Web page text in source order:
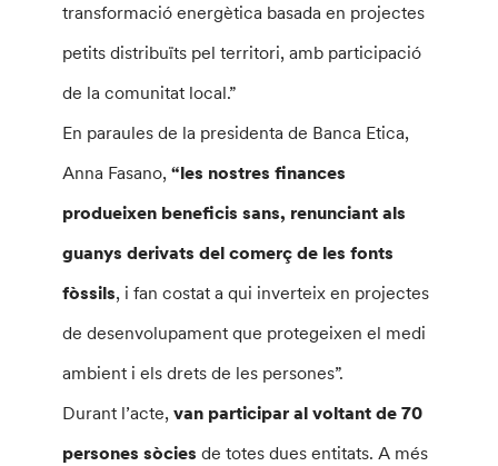
transformació energètica basada en projectes
petits distribuïts pel territori, amb participació
de la comunitat local.”
En paraules de la presidenta de Banca Etica,
Anna Fasano,“les nostres finances
produeixen beneficis sans, renunciant als
guanys derivats del comerç de les fonts
fòssils, i fan costat a qui inverteix en projectes
de desenvolupament que protegeixen el medi
ambient i els drets de les persones”.
Durant l’acte,van participar al voltant de 70
persones sòciesde totes dues entitats. A més